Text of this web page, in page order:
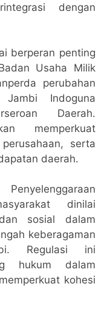
dengan
berperan penting
Usaha Milik
perubahan
Indoguna
Daerah.
memperkuat
serta
daerah.
dinilai
sosial dalam
keberagaman
Regulasi ini
hukum dalam
kohesi